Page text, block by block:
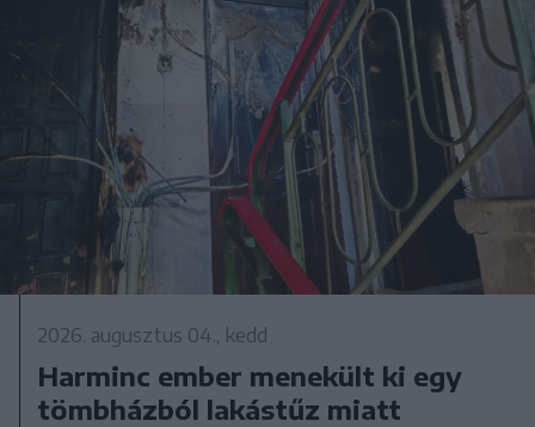
2026. augusztus 04., kedd
Harminc ember menekült ki egy
tömbházból lakástűz miatt